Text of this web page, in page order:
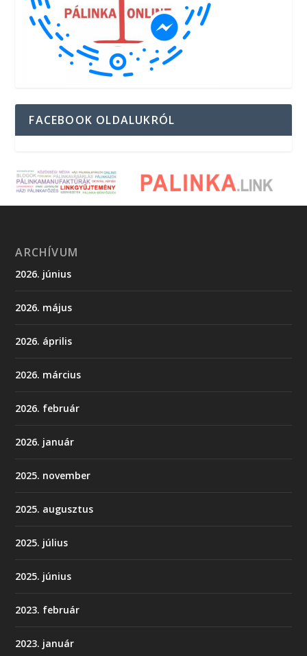
FACEBOOK OLDALUKRÓL
ARCHÍVUM
2026. június
2026. május
2026. április
2026. március
2026. február
2026. január
2025. november
2025. augusztus
2025. július
2025. június
2023. február
2023. január